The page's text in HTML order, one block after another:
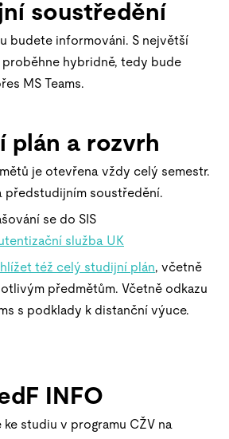
soustředění
budete informováni. S největší
hybridně, tedy bude
MS Teams.
plán a rozvrh
je otevřena vždy celý semestr.
předstudijním soustředění.
se do SIS
služba UK
též celý studijní plán, včetně
předmětům. Včetně odkazu
s podklady k distanční výuce.
INFO
studiu v programu CŽV na